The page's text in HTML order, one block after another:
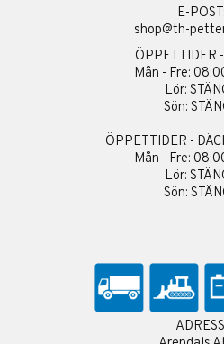
E-POST:
shop@th-
ÖPPETTIDER
Mån - Fre:
Lör:
Sön:
ÖPPETTIDER -
Mån - Fre:
Lör:
Sön: